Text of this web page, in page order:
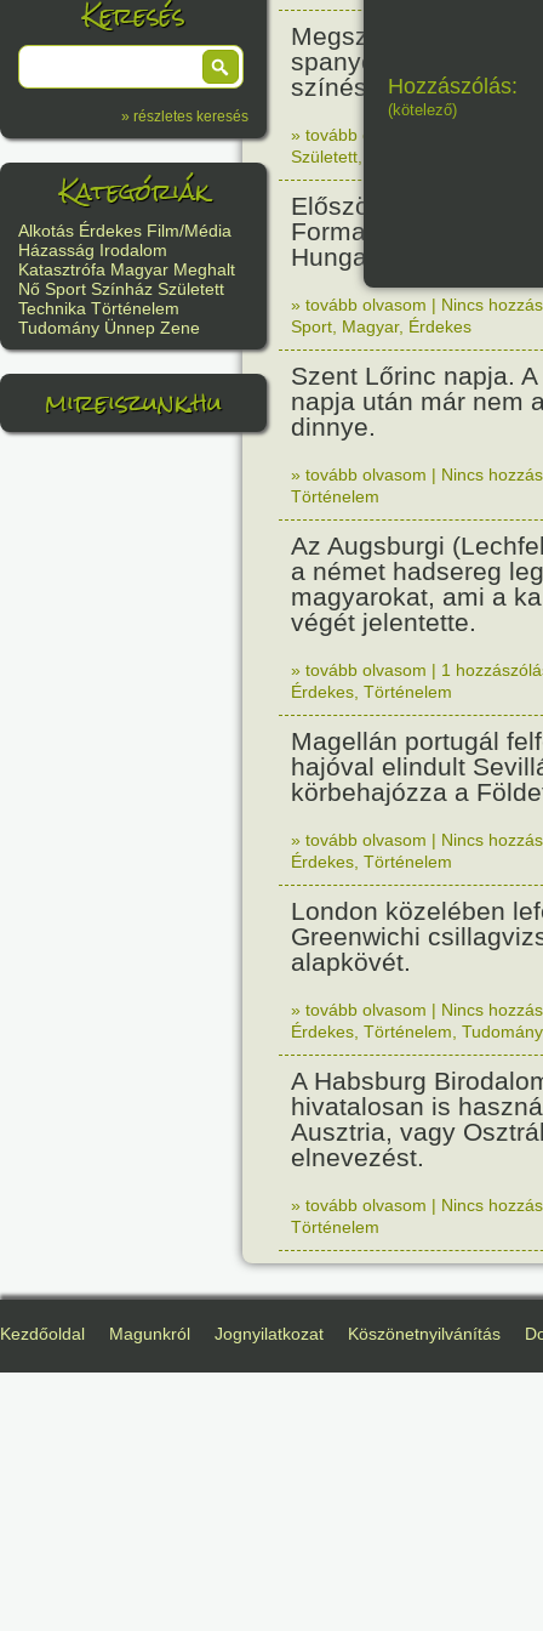
Keresés
» részletes keresés
Kategóriák
Alkotás Érdekes Film/Média
Házasság Irodalom
Katasztrófa Magyar Meghalt
Nő Sport Színház Született
Technika Történelem
Tudomány Ünnep Zene
mireiszunk.hu
Megszületett Antonio
spanyol származású
színész.
» tovább olvasom
Született
Először rendeztek
Forma 1-es futamot a
Hungaroringen.
» tovább olvasom | Nincs
Sport Magyar, Érdekes
Szent Lőrinc napja.
napja után már nem
dinnye.
» tovább olvasom | Nincs
Történelem
Az Augsburgi
a német hadsereg
magyarokat, ami a
végét jelentette.
» tovább olvasom | 1
Érdekes Történelem
Magellán portugál
hajóval elindult
körbehajózza a
» tovább olvasom | Nincs
Érdekes Történelem
London közelében
Greenwichi
alapkövét.
» tovább olvasom | Nincs
Érdekes Történelem Tudomány
A Habsburg
hivatalosan is
Ausztria, vagy
elnevezést.
» tovább olvasom | Nincs
Történelem
Hozzászólás:
(kötelező)
Kezdőoldal Magunkról Jognyilatkozat Köszönetnyilvánítás